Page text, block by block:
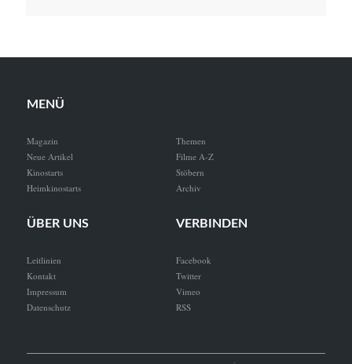
MENÜ
Magazin
Neue Artikel
Kinostarts
Heimkinostarts
Themen
Filme A-Z
Stöbern
Archiv
ÜBER UNS
Leitlinien
Kontakt
Impressum
Datenschutz
VERBINDEN
Facebook
Twitter
Vimeo
RSS